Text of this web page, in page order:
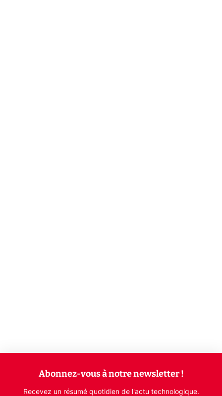
Abonnez-vous à notre newsletter !
Recevez un résumé quotidien de l'actu technologique.